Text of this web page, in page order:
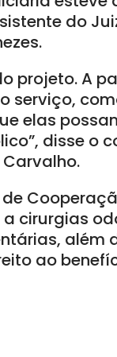
do
projeto. A
serviço,
elas
disse o
cirurgias
além
ao